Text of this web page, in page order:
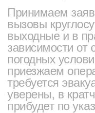
Принимаем
вызовы
выходные и в
зависимости от
погодных
приезжаем
требуется
уверены, в
прибудет по